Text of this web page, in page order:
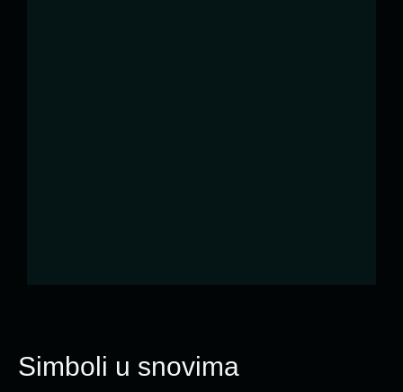
Simboli u snovima